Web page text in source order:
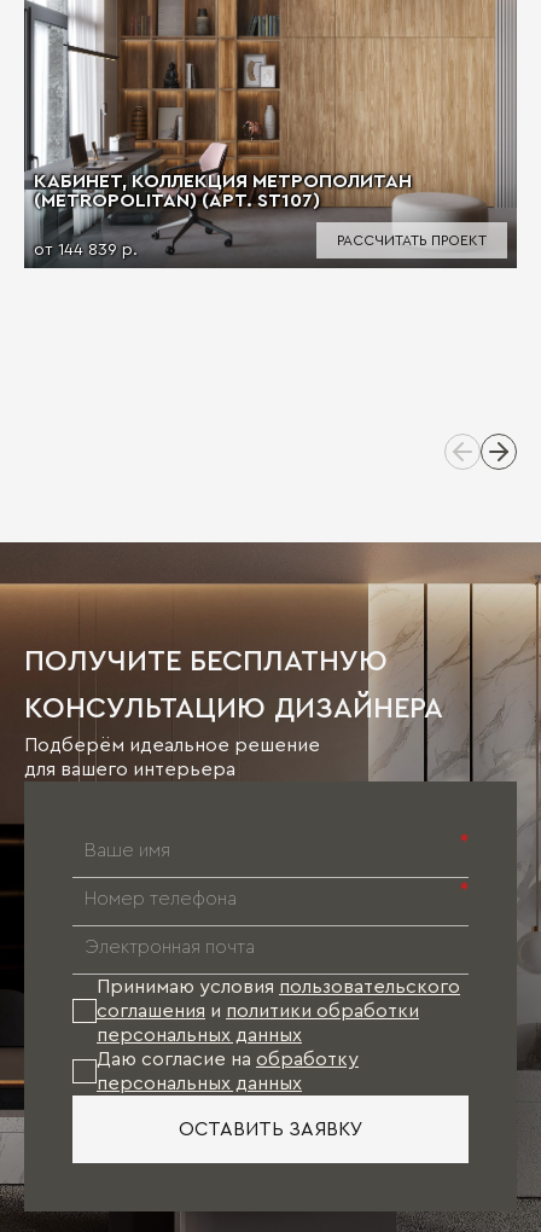
КАБИНЕТ, КОЛЛЕКЦИЯ МЕТРОПОЛИТАН
(METROPOLITAN) (АРТ. ST107)
от 144 839 р.
РАССЧИТАТЬ ПРОЕКТ
ПОЛУЧИТЕ БЕСПЛАТНУЮ
КОНСУЛЬТАЦИЮ ДИЗАЙНЕРА
Подберём идеальное решение
для вашего интерьера
*
*
Принимаю условия пользовательского
соглашения и политики обработки
персональных данных
Даю согласие на обработку
персональных данных
ОСТАВИТЬ ЗАЯВКУ